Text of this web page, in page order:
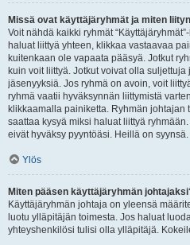
Missä ovat käyttäjäryhmät ja miten
Voit nähdä kaikki ryhmät
haluat liittyä yhteen, klikkaa vastaavaa
kuitenkaan ole vapaata pääsyä. Jotkut
kuin voit liittyä. Jotkut voivat olla
jäsenyyksiä. Jos ryhmä on avoin, voit
ryhmä vaatii hyväksynnän liittymistä
klikkaamalla painiketta. Ryhmän johtajan
saattaa kysyä miksi haluat liittyä
eivät hyväksy pyyntöäsi. Heillä on syynsä.
Ylös
Miten pääsen käyttäjäryhmän
Käyttäjäryhmän johtaja on yleensä
luotu ylläpitäjän toimesta. Jos haluat
yhteyshenkilösi tulisi olla ylläpitäjä.